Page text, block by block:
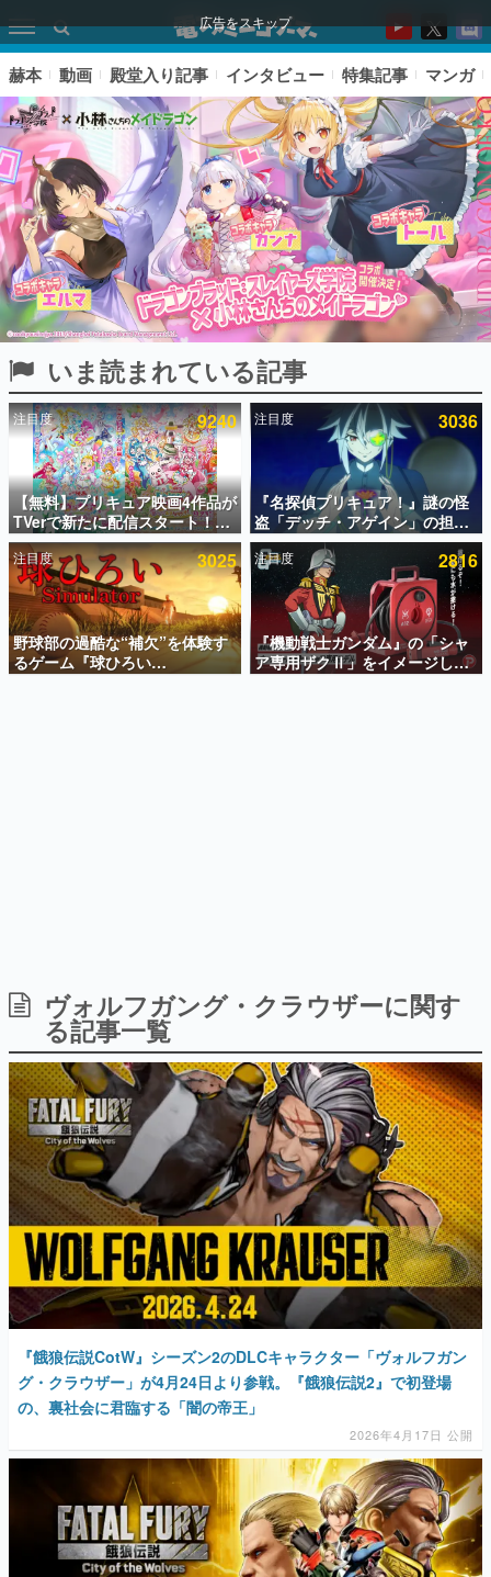
広告をスキップ
ピックアップ
電ファミのいま読まれている記事ランキング
アプリセール情報
インタビュー
連載・特集一覧
殿堂入り記事
SNS拡散数が数千以上！ ページビュー数万以上！ などな
ど。多くの人々に読まれた、電ファミ渾身の“殿堂入り”記
事をまとめました。
日本のコンテンツ産業やカルチャーに与えた影響を探る企
画です。
日本モバイルゲーム産業史
日本のモバイルゲーム史における主要なトピック・タイト
ルを網羅するほか、開発者へのインタビューや識者による
解説を掲載。約20年の歴史が一望できる決定版！
若ゲのいたり〜ゲームクリエイターの青春〜
『うつヌケ』『ペンと箸』等で知られるマンガ家・田中圭
一先生によるゲーム業界レポートマンガです。
なんでゲームは面白い？
ゲーム開発者・hamatsu氏がゲームの魅力を画面や操作の
具体的な形から解き明かしていく、硬派で骨太な評論連載
です。
ゲームが変えた日本語
の起源や用法の変遷を、コンピューター文化史研究家・タ
イニーP氏が徹底調査。
カテゴリ
マンガ
女性向け
赫本 動画 殿堂入り記事 インタビュー 特集記事 マンガ
いま読まれている記事
注目度 9240
【無料】プリキュア映画4作品が
TVerで新たに配信スタート！な
んと2018年～2024年の映画ほぼ
すべてが見放題に、ぶっちゃけ
ありえないラインナップ
注目度 3036
『名探偵プリキュア！』謎の怪
盗「デッチ・アゲイン」の担当
キャストは天﨑滉平さんと判
明。『Re:ゼロから始める異世
界生活』オットー役、『ヒプノ
シスマイク』山田三郎役など
注目度 3025
野球部の過酷な“補欠”を体験す
るゲーム『球ひろい
Simulator』が「1件」のウィッ
注目度 2816
『機動戦士ガンダム』の「シャ
ア専用ザクⅡ」をイメージした
散水ホースリールが予約開始。
ヴォルフガング・クラウザーに関す
る記事一覧
『餓狼伝説CotW』シーズン2のDLCキャラクター「ヴォルフガン
グ・クラウザー」が4月24日より参戦。『餓狼伝説2』で初登場
の、裏社会に君臨する「闇の帝王」
2026年4月17日 公開